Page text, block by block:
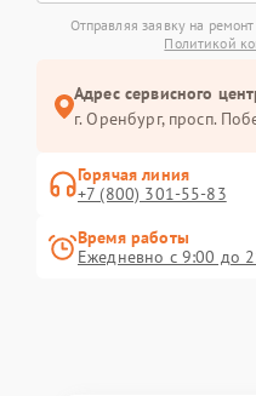
Отправляя заявку на
Политикой
Адрес сервисного
г. Оренбург, просп.
Горячая линия
+7 (800) 301-55-83
Время работы
Ежедневно с 9:00 до